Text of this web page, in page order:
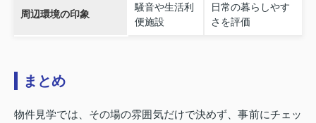
周辺環境の印象
騒音や生活利
便施設
日常の暮らしやす
さを評価
まとめ
物件見学では、その場の雰囲気だけで決めず、事前にチェッ